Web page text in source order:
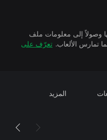
وصولاً إلى معلومات ملف
تعرّف على
المزيد